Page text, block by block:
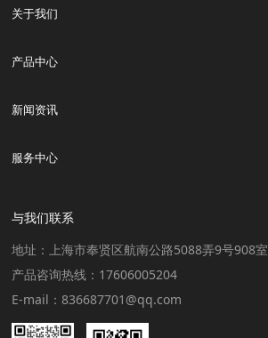
关于我们
产品中心
新闻资讯
服务中心
与我们联系
地址：上海市奉贤区航南公路5088弄9号908室
产品咨询热线：17606005204
E-mail：836687701@qq.com